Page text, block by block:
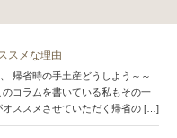
スメな理由
帰省時の手土産どうしよう～～
コラムを書いている私もその一
オススメさせていただく帰省の […]